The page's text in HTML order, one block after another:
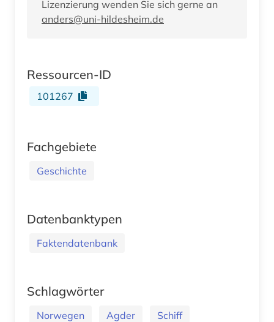
Lizenzierung wenden Sie sich gerne an
anders@uni-hildesheim.de
Ressourcen-ID
101267
Fachgebiete
Geschichte
Datenbanktypen
Faktendatenbank
Schlagwörter
Norwegen Agder
Schiff